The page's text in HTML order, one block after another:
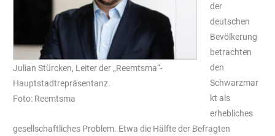
Julian Stürcken, Leiter der „Reemtsma“-
Hauptstadtrepräsentanz.
Foto: Reemtsma
der
deutschen
Bevölkerung
betrachten
den
Schwarzmar
kt als
erhebliches
gesellschaftliches Problem. Etwa die Hälfte der Befragten